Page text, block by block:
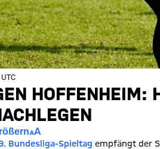
HOFFENHEIM:
Bundesliga-Spieltag empfängt der